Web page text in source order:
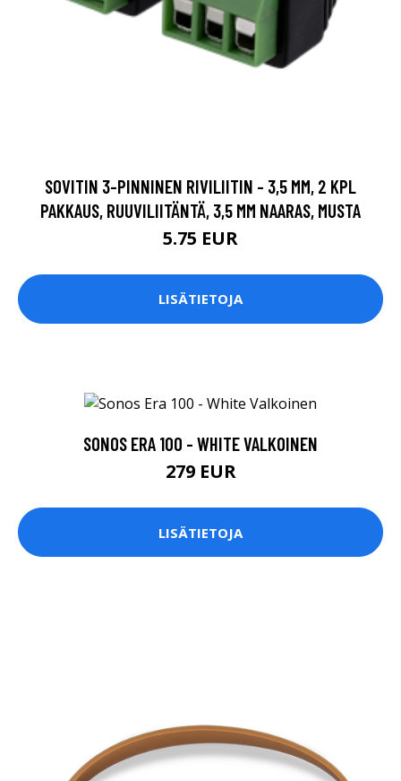
SOVITIN 3-PINNINEN RIVILIITIN - 3,5 MM, 2 KPL
PAKKAUS, RUUVILIITÄNTÄ, 3,5 MM NAARAS, MUSTA
5.75 EUR
LISÄTIETOJA
SONOS ERA 100 - WHITE VALKOINEN
279 EUR
LISÄTIETOJA